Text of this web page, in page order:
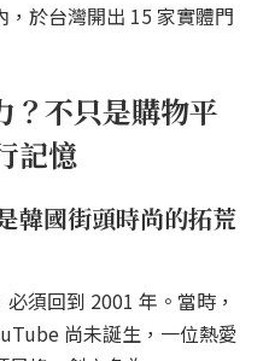
於台灣開出 15 家實體門
不只是購物平
記憶
韓國街頭時尚的拓荒
須回到 2001 年。當時，
尚未誕生，一位熱愛